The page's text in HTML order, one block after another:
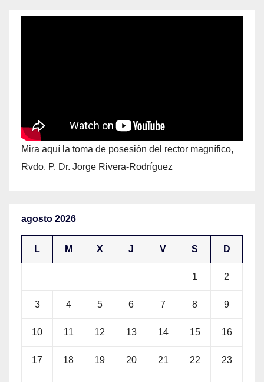
Mira aquí la toma de posesión del rector magnífico,
Rvdo. P. Dr. Jorge Rivera-Rodríguez
agosto 2026
L M X J V S D
1 2
3 4 5 6 7 8 9
10 11 12 13 14 15 16
17 18 19 20 21 22 23